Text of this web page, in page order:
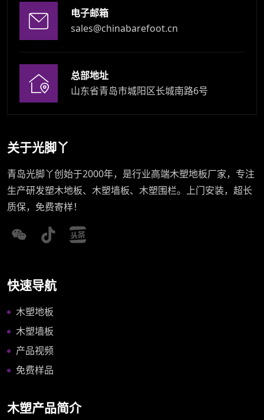
电子邮箱
sales@chinabarefoot.cn
总部地址
山东省青岛市城阳区长城南路6号
关于光脚丫
青岛光脚丫创始于2000年，是行业高端木塑地板厂家，专注
生产研发塑木地板、木塑墙板、木塑围栏。上门安装，超长
质保，免费寄样！
快速导航
木塑地板
木塑墙板
产品视频
免费样品
木塑产品简介